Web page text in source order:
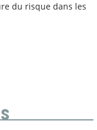
du risque dans les